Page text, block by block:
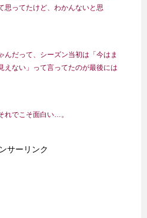
思ってたけど、わかんないと思
んだって、シーズン当初は「今はま
えない」って言ってたのが最後には
れでこそ面白い…。
サーリンク